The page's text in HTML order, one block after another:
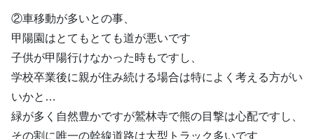
②車移動が多いとの事、
甲陽園はとてもとても道が悪いです
子供が甲陽行けなかった時もですし、
学校卒業後に親が住み続ける場合は特によく考える方がい
いかと…
緑が多く自然豊かですが鷲林寺で熊の目撃は心配ですし、
その割に唯一の幹線道路は大型トラック多いです